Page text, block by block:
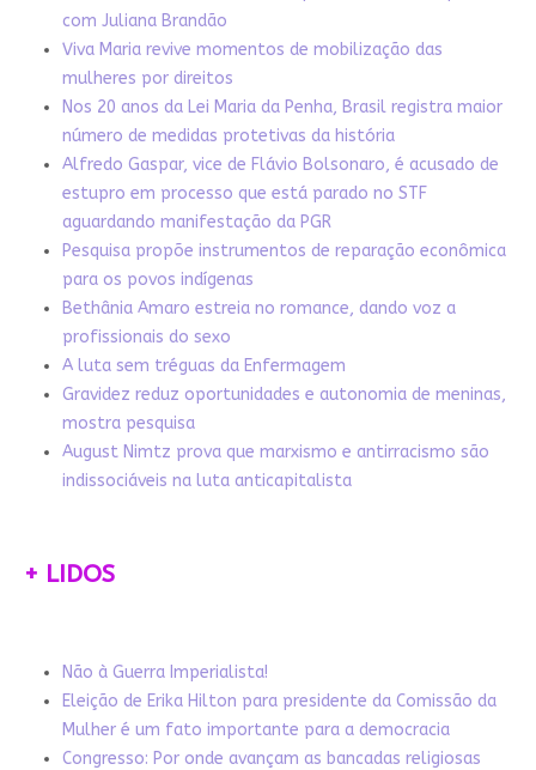
com Juliana Brandão
Viva Maria revive momentos de mobilização das
mulheres por direitos
Nos 20 anos da Lei Maria da Penha, Brasil registra maior
número de medidas protetivas da história
Alfredo Gaspar, vice de Flávio Bolsonaro, é acusado de
estupro em processo que está parado no STF
aguardando manifestação da PGR
Pesquisa propõe instrumentos de reparação econômica
para os povos indígenas
Bethânia Amaro estreia no romance, dando voz a
profissionais do sexo
A luta sem tréguas da Enfermagem
Gravidez reduz oportunidades e autonomia de meninas,
mostra pesquisa
August Nimtz prova que marxismo e antirracismo são
indissociáveis na luta anticapitalista
+ LIDOS
Não à Guerra Imperialista!
Eleição de Erika Hilton para presidente da Comissão da
Mulher é um fato importante para a democracia
Congresso: Por onde avançam as bancadas religiosas